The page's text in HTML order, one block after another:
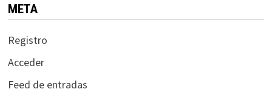
META
Registro
Acceder
Feed de entradas